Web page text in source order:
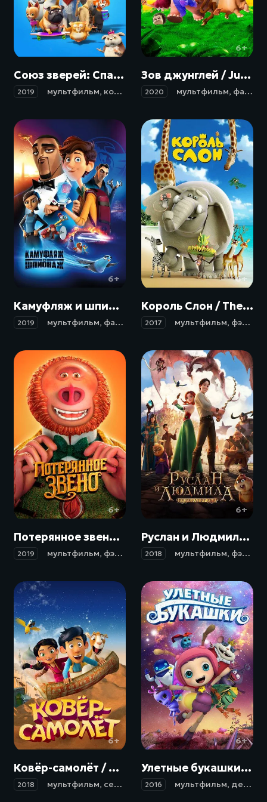
6+
Союз зверей: Спасение двуногих / Pets United (2019)
2019 мультфильм, комедия ,приключения,семейный
6+
Зов джунглей / Jungle Beat: The Movie (2020)
2020 мультфильм, фантастика
6+
Камуфляж и шпионаж / Spies in Disguise (2019)
2019 мультфильм, фантастика ,боевик,триллер ,драма
6+
Король Слон / The Elephant King (2017)
2017 мультфильм, фэнтези
6+
Потерянное звено / Missing Link (2019)
2019 мультфильм, фэнтези комедия,приключения,
6+
Руслан и Людмила: Перезагрузка (2018)
2018 мультфильм, фэнтези
6+
Ковёр-самолёт / Hodja fra Pjort (2018)
2018 мультфильм, семейный
6+
Улетные букашки / Ying huo qi bing (2016)
2016 мультфильм, детский